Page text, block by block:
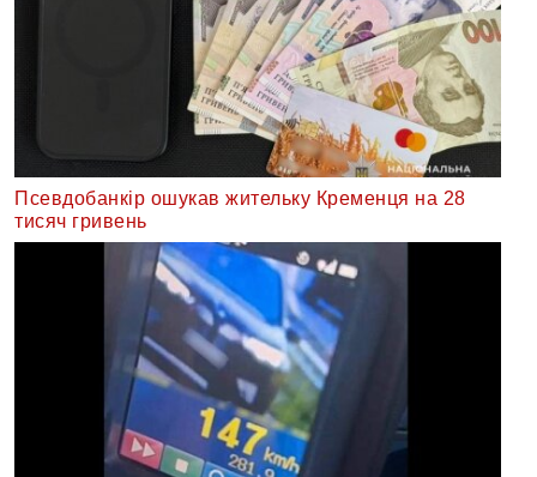
Псевдобанкір ошукав жительку Кременця на 28
тисяч гривень